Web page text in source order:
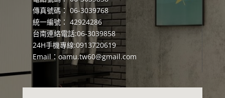
傳真號碼： 06-3039768
統一編號： 42924286
台南連絡電話:06-3039858
24H手機專線:0913720619
Email： oamu.tw60@gmail.com